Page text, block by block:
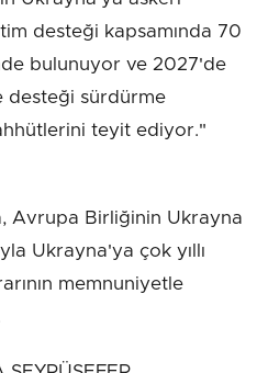
desteği kapsamında 70
bulunuyor ve 2027'de
desteği sürdürme
teyit ediyor."
Avrupa Birliğinin Ukrayna
Ukrayna'ya çok yıllı
memnuniyetle